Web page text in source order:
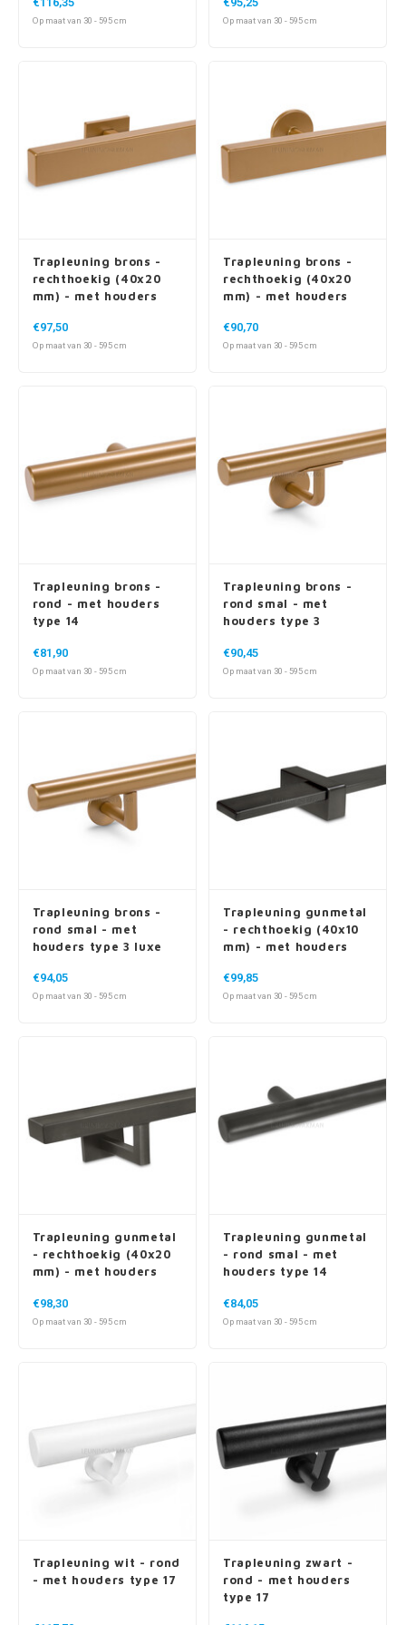
Op maat van 30 - 595 cm Op maat van 30 - 595 cm
Trapleuning brons -
rechthoekig (40x20
mm) - met houders
€97,50
Op maat van 30 - 595 cm
Trapleuning brons -
rechthoekig (40x20
mm) - met houders
€90,70
Op maat van 30 - 595 cm
Trapleuning brons -
rond - met houders
type 14
€81,90
Op maat van 30 - 595 cm
Trapleuning brons -
rond smal - met
houders type 3
€90,45
Op maat van 30 - 595 cm
Trapleuning brons -
rond smal - met
houders type 3 luxe
€94,05
Op maat van 30 - 595 cm
Trapleuning gunmetal
- rechthoekig (40x10
mm) - met houders
€99,85
Op maat van 30 - 595 cm
Trapleuning gunmetal
- rechthoekig (40x20
mm) - met houders
€98,30
Op maat van 30 - 595 cm
Trapleuning gunmetal
- rond smal - met
houders type 14
€84,05
Op maat van 30 - 595 cm
Trapleuning wit - rond
- met houders type 17
Trapleuning zwart -
rond - met houders
type 17